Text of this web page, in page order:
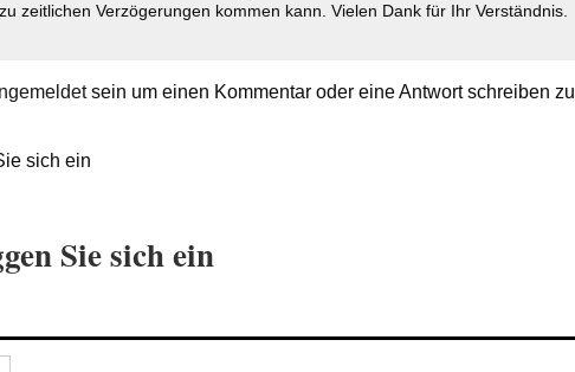
zeitlichen Verzögerungen kommen kann. Vielen Dank für Ihr Verständnis.
sein um einen Kommentar oder eine Antwort schreiben zu
sich ein
Sie sich ein